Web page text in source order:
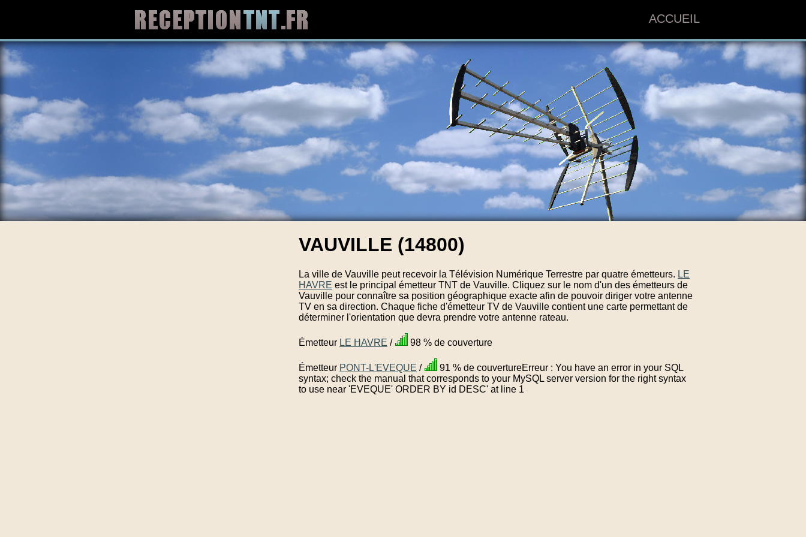
ACCUEIL
VAUVILLE (14800)
La ville de Vauville peut recevoir la Télévision Numérique Terrestre par quatre émetteurs. LE
HAVRE est le principal émetteur TNT de Vauville. Cliquez sur le nom d'un des émetteurs de
Vauville pour connaître sa position géographique exacte afin de pouvoir diriger votre antenne
TV en sa direction. Chaque fiche d'émetteur TV de Vauville contient une carte permettant de
déterminer l'orientation que devra prendre votre antenne rateau.
Émetteur LE HAVRE / 98 % de couverture
Émetteur PONT-L'EVEQUE /
91 % de couvertureErreur : You have an error in your SQL
syntax; check the manual that corresponds to your MySQL server version for the right syntax
to use near 'EVEQUE' ORDER BY id DESC' at line 1